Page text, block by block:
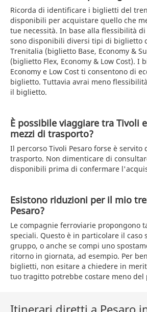
Ricorda di identificare i biglietti del
disponibili per acquistare quello che
tue necessità. In base alla flessibilità
sono disponibili diversi tipi di biglietto
Trenitalia (biglietto Base, Economy &
(biglietto Flex, Economy & Low Cost). I
Economy e Low Cost ti consentono di
biglietto. Tuttavia avrai meno
il biglietto.
È possibile viaggiare tra Tivoli
mezzi di trasporto?
Il percorso Tivoli Pesaro forse è servito
trasporto. Non dimenticare di
disponibili prima di confermare
Esistono riduzioni per il mio
Pesaro?
Le compagnie ferroviarie propongono
speciali. Questo è in particolare il caso
gruppo, o anche se compi uno
ritorno in giornata, ad esempio. Per
biglietti, non esitare a chiedere in
tuo tragitto potrebbe costare meno del
Itinerari diretti a Pesaro